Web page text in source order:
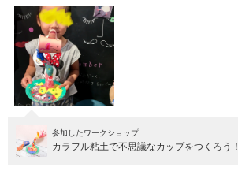
参加したワークショップ
カラフル粘土で不思議なカップをつくろう！